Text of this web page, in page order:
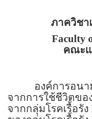
ภาควิชา
Faculty
คณะแ
องค์การอนามัย
จากการใช้ชีวิตข
จากกลุ่มโรคเรื้อรัง